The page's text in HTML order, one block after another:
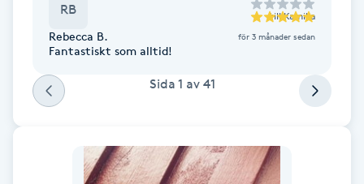
Fransar
Fransborttagning
Fransfärgning
Fransförlängning
RB till Kamilla
Rebecca B. för 3 månader sedan
Fantastiskt som alltid!
Sida 1 av 41